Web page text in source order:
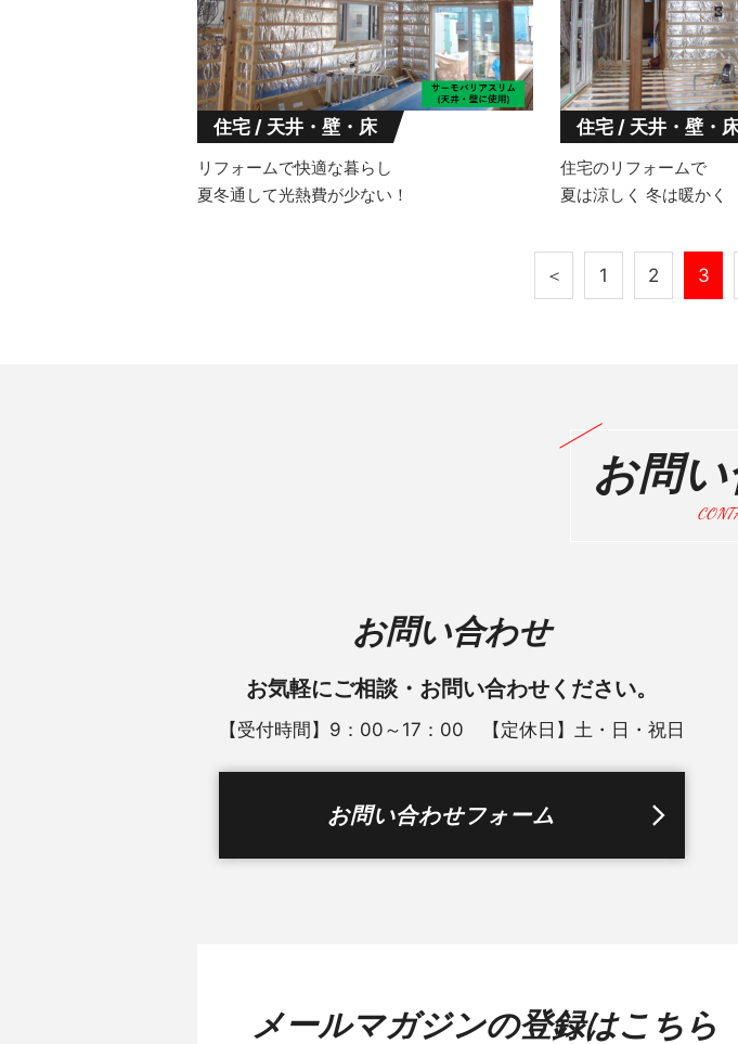
住宅 / 天井・壁・床
リフォームで快適な暮らし
夏冬通して光熱費が少ない！
住宅 / 天井・壁・
住宅のリフォームで
夏は涼しく 冬は暖かく
＜ 1 2 3
お問
お問い合わせ
お気軽にご相談・ お問い合わせください。
【受付時間】9：00～17：00 【定休日】土・日・祝日
お問い合わせフォーム
メールマガジンの登録はこちら